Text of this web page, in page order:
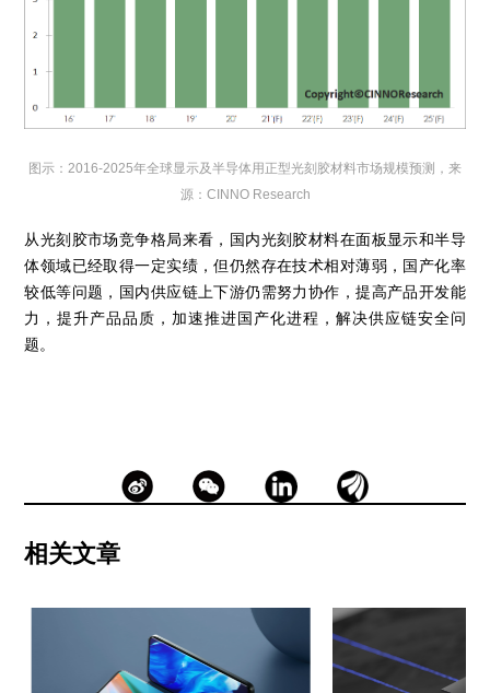
图示：2016-2025年全球显示及半导体用正型光刻胶材料市场规模预测，来
源：CINNO Research
从光刻胶市场竞争格局来看，国内光刻胶材料在面板显示和半导
体领域已经取得一定实绩，但仍然存在技术相对薄弱，国产化率
较低等问题，国内供应链上下游仍需努力协作，提高产品开发能
力，提升产品品质，加速推进国产化进程，解决供应链安全问
题。
相关文章